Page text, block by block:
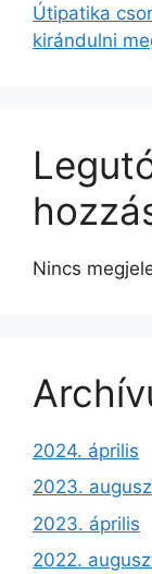
Útipatika
kirándulni
Nincs
2024. április
2023.
2023. április
2022.